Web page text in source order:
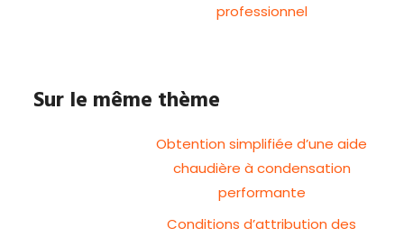
professionnel
Sur le même thème
Obtention simplifiée d’une aide
chaudière à condensation
performante
Conditions d’attribution des